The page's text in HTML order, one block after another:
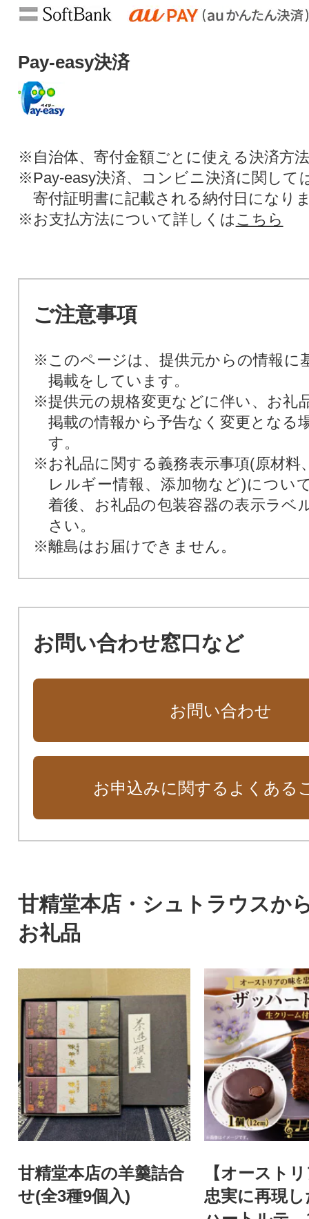
Pay-easy決済
※自治体、寄付金額ごとに使える決済方
※Pay-easy決済、コンビニ決済に関して
寄付証明書に記載される納付日になり
※お支払方法について詳しくは こちら
ご注意事項
※このページは、提供元からの情報に
掲載をしています。
※提供元の規格変更などに伴い、お礼
掲載の情報から予告なく変更となる
す。
※お礼品に関する義務表示事項(原材料
レルギー情報、添加物など)につい
着後、お礼品の包装容器の表示ラベ
さい。
※離島はお届けできません。
お問い合わせ窓口など
お問い合わせ
お申込みに関するよくある
甘精堂本店・シュトラウスか
お礼品
甘精堂本店の羊羹詰合
せ(全3種9個入)
【オースト
忠実に再現